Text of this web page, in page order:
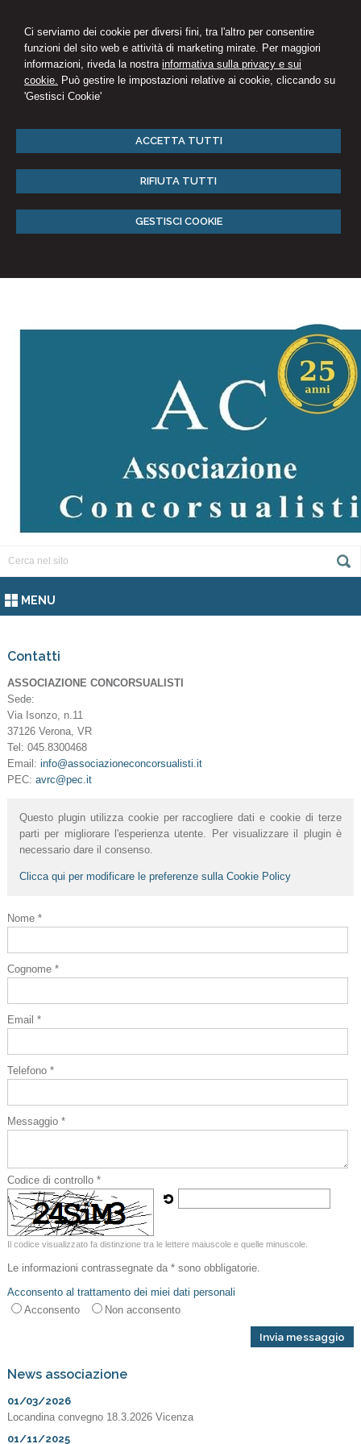
Ci serviamo dei cookie per diversi fini, tra l'altro per consentire
funzioni del sito web e attività di marketing mirate. Per maggiori
informazioni, riveda la nostra informativa sulla privacy e sui
cookie. Può gestire le impostazioni relative ai cookie, cliccando su
'Gestisci Cookie'
ACCETTA TUTTI
RIFIUTA TUTTI
GESTISCI COOKIE
MENU
Contatti
ASSOCIAZIONE CONCORSUALISTI
Sede:
Via Isonzo, n.11
37126 Verona, VR
Tel: 045.8300468
Email: info@associazioneconcorsualisti.it
PEC: avrc@pec.it
Questo plugin utilizza cookie per raccogliere dati e cookie di terze
parti per migliorare l'esperienza utente. Per visualizzare il plugin è
necessario dare il consenso.
Clicca qui per modificare le preferenze sulla Cookie Policy
Nome *
Cognome *
Email *
Telefono *
Messaggio *
Codice di controllo *
Il codice visualizzato fa distinzione tra le lettere maiuscole e quelle minuscole.
Le informazioni contrassegnate da * sono obbligatorie.
Acconsento al trattamento dei miei dati personali
Acconsento
Non acconsento
News associazione
01/03/2026
Locandina convegno 18.3.2026 Vicenza
01/11/2025